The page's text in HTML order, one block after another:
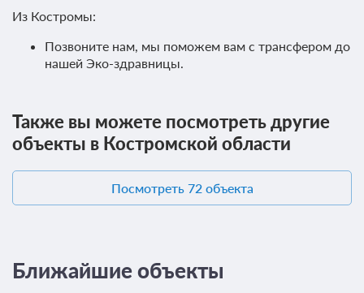
Из Костромы:
Позвоните нам, мы поможем вам с трансфером до
нашей Эко-здравницы.
Также вы можете посмотреть другие
объекты в Костромской области
Посмотреть 72 объекта
Ближайшие объекты